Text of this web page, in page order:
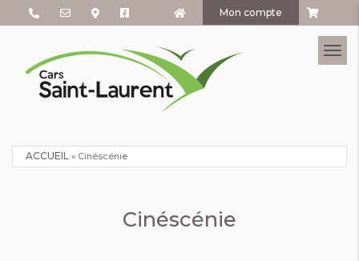
Mon compte
ACCUEIL » Cinéscénie
Cinéscénie